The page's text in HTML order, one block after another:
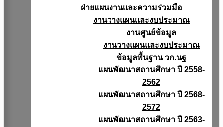
ฝ่ายแผนงานเเละความร่วมมือ
งานวางแผนเเละงบประมาณ
งานศูนย์ข้อมูล
งานวางแผนและงบประมาณ
ข้อมูลพื้นฐาน วก.นฐ
แผนพัฒนาสถานศึกษา ปี 2558-
2562
แผนพัฒนาสถานศึกษา ปี 2568-
2572
แผนพัฒนาสถานศึกษา ปี 2563-